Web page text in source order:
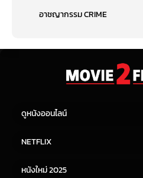
อาชญากรรม CRIME
ดูหนังออนไลน์
หนังจีน
NETFLIX
หนังใหม่ 2025